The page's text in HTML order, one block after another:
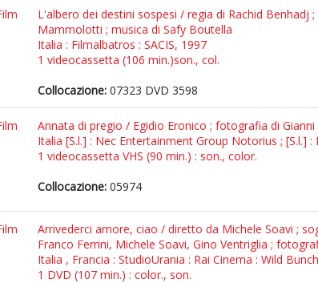
L'albero dei destini sospesi / regia di Rachid
Mammolotti ; musica di Safy Boutella
Italia : Filmalbatros : SACIS, 1997
1 videocassetta (106 min.)son., col.
Collocazione: 07323 DVD 3598
Annata di pregio / Egidio Eronico ; fotografia di
Italia [S.l.] : Nec Entertainment Group Notorius ; [S.l.]
1 videocassetta VHS (90 min.) : son., color.
Collocazione: 05974
Arrivederci amore, ciao / diretto da Michele Soavi ;
Franco Ferrini, Michele Soavi, Gino Ventriglia ;
Italia , Francia : StudioUrania : Rai Cinema : Wild
1 DVD (107 min.) : color., son.